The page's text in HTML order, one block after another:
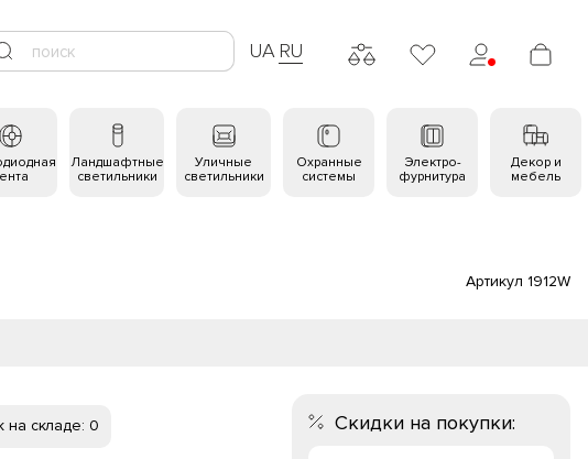
UA RU
Ландшафтные
светильники
Уличные
светильники
Охранные
системы
Электро-
фурнитура
Декор и
мебель
Артикул 1912W
на складе: 0 Скидки на покупки: